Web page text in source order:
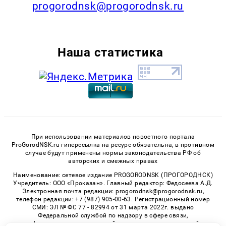
progorodnsk@progorodnsk.ru
Наша статистика
При использовании материалов новостного портала
ProGorodNSK.ru гиперссылка на ресурс обязательна, в противном
случае будут применены нормы законодательства РФ об
авторских и смежных правах
Наименование: сетевое издание PROGORODNSK (ПРОГОРОДНСК)
Учредитель: ООО «Проказан». Главный редактор: Федосеева А.Д.
Электронная почта редакции: progorodnsk@progorodnsk.ru,
телефон редакции: +7 (987) 905-00-63. Регистрационный номер
СМИ: ЭЛ № ФС 77 - 82994 от 31 марта 2022г. выдано
Федеральной службой по надзору в сфере связи,
информационных технологий и массовых коммуникаций.